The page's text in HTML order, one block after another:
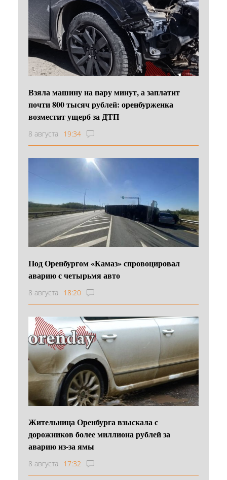
Взяла машину на пару минут, а заплатит
почти 800 тысяч рублей: оренбурженка
возместит ущерб за ДТП
8 августа 19:34
Под Оренбургом «Камаз» спровоцировал
аварию с четырьмя авто
8 августа 18:20
Жительница Оренбурга взыскала с
дорожников более миллиона рублей за
аварию из-за ямы
8 августа 17:32